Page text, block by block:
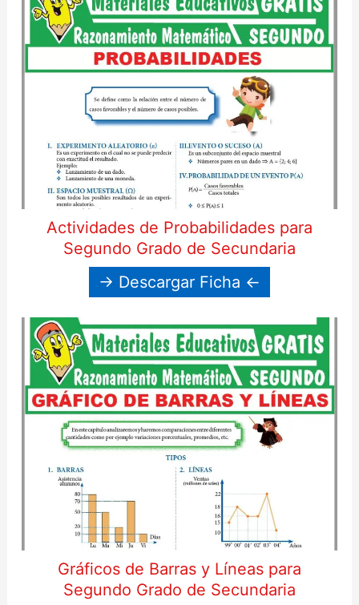
Actividades de Probabilidades para
Segundo Grado de Secundaria
→ Descargar Ficha ←
Gráficos de Barras y Líneas para
Segundo Grado de Secundaria